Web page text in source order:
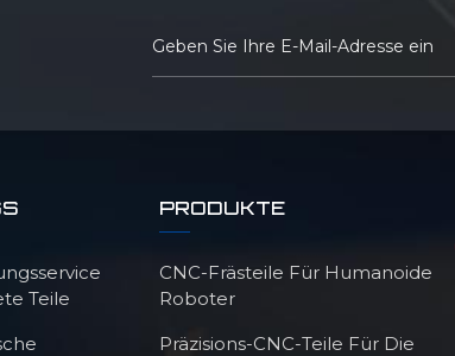
Teile
PRODUKTE
CNC-Frästeile Für Humanoide
Roboter
Präzisions-CNC-Teile Für Die